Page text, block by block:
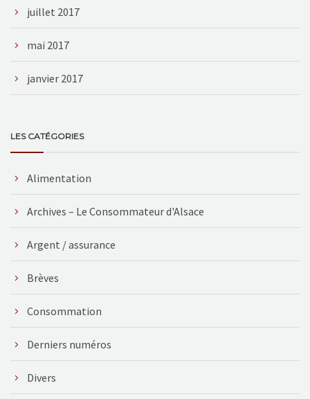
juillet 2017
mai 2017
janvier 2017
LES CATÉGORIES
Alimentation
Archives – Le Consommateur d'Alsace
Argent / assurance
Brèves
Consommation
Derniers numéros
Divers